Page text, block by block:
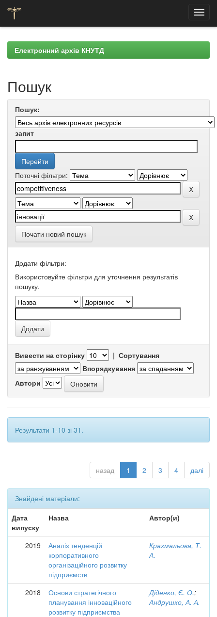
navigationЕлектронний архів КНУТД
Пошук
Пошук:
запит
Поточні фільтри:
Почати новий пошук
Додати фільтри:
Використовуйте фільтри для уточнення результатів
пошуку.
Вивести на сторінку | Сортування
Впорядкування
Автори
Результати 1-10 зі 31.
назад 1 2 3 4 далі
Знайдені матеріали:
Дата
випуску
Назва Автор(и)
2019
Аналіз тенденцій
корпоративного
організаційного розвитку
підприємств
Крахмальова, Т.
А.
2018
Основи стратегічного
планування інноваційного
розвитку підприємства
Діденко, Є. О.;
Андрушко, А. А.